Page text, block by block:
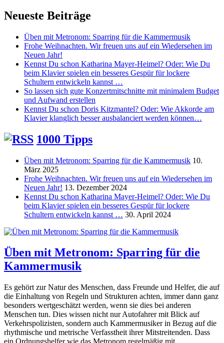
Neueste Beiträge
Üben mit Metronom: Sparring für die Kammermusik
Frohe Weihnachten. Wir freuen uns auf ein Wiedersehen im
Neuen Jahr!
Kennst Du schon Katharina Mayer-Heimel? Oder: Wie Du
beim Klavier spielen ein besseres Gespür für lockere
Schultern entwickeln kannst …
So lassen sich gute Konzertmitschnitte mit minimalem Budget
und Aufwand erstellen
Kennst Du schon Doris Kitzmantel? Oder: Wie Akkorde am
Klavier klanglich besser ausbalanciert werden können…
1000 Tipps
Üben mit Metronom: Sparring für die Kammermusik 10.
März 2025
Frohe Weihnachten. Wir freuen uns auf ein Wiedersehen im
Neuen Jahr! 13. Dezember 2024
Kennst Du schon Katharina Mayer-Heimel? Oder: Wie Du
beim Klavier spielen ein besseres Gespür für lockere
Schultern entwickeln kannst … 30. April 2024
Üben mit Metronom: Sparring für die
Kammermusik
Es gehört zur Natur des Menschen, dass Freunde und Helfer, die auf
die Einhaltung von Regeln und Strukturen achten, immer dann ganz
besonders wertgeschätzt werden, wenn sie dies bei anderen
Menschen tun. Dies wissen nicht nur Autofahrer mit Blick auf
Verkehrspolizisten, sondern auch Kammermusiker in Bezug auf die
rhythmische und metrische Verfasstheit ihrer Mitstreitenden. Dass